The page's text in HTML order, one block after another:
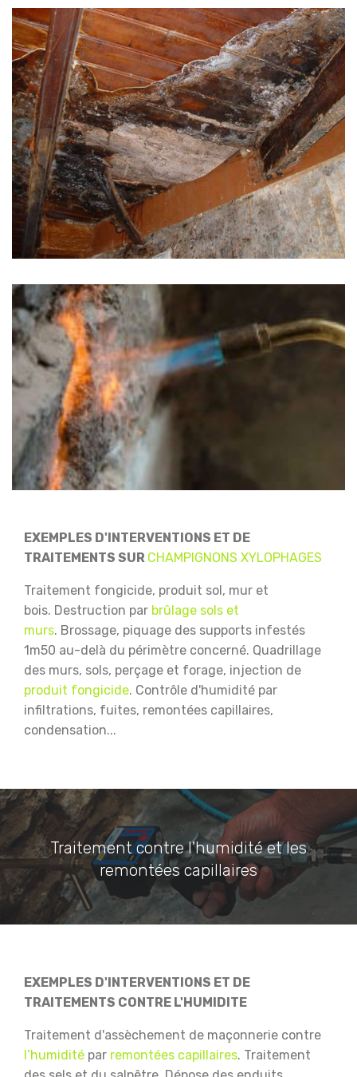
EXEMPLES D'INTERVENTIONS ET DE
TRAITEMENTS SUR CHAMPIGNONS XYLOPHAGES
Traitement fongicide, produit sol, mur et
bois. Destruction par brûlage sols et
murs. Brossage, piquage des supports infestés
1m50 au-delà du périmètre concerné. Quadrillage
des murs, sols, perçage et forage, injection de
produit fongicide. Contrôle d'humidité par
infiltrations, fuites, remontées capillaires,
condensation...
Traitement contre l'humidité et les
remontées capillaires
EXEMPLES D'INTERVENTIONS ET DE
TRAITEMENTS CONTRE L'HUMIDITE
Traitement d'assèchement de maçonnerie contre
l’humidité par remontées capillaires. Traitement